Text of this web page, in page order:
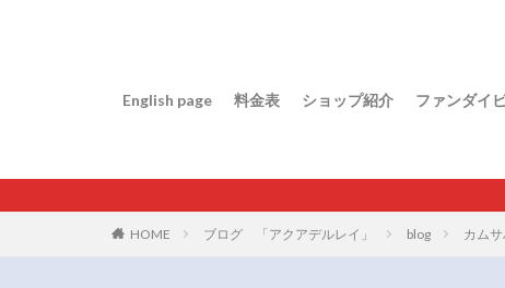
English page 料金表 ショップ紹介 ファンダイ
HOME ブログ 「アクアデルレイ」 blog カム